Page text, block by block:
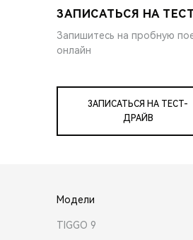
ЗАПИСАТЬСЯ НА
Запишитесь на пробную
онлайн
ЗАПИСАТЬСЯ НА ТЕСТ-
ДРАЙВ
Модели
TIGGO 9